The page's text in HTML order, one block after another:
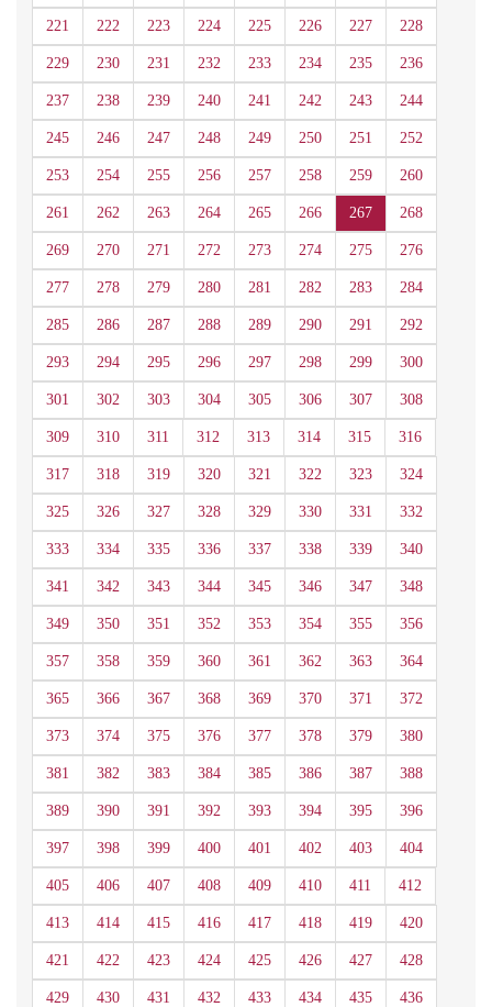
221 222 223 224 225 226 227 228
229 230 231 232 233 234 235 236
237 238 239 240 241 242 243 244
245 246 247 248 249 250 251 252
253 254 255 256 257 258 259 260
261 262 263 264 265 266 267 268
269 270 271 272 273 274 275 276
277 278 279 280 281 282 283 284
285 286 287 288 289 290 291 292
293 294 295 296 297 298 299 300
301 302 303 304 305 306 307 308
309 310 311 312 313 314 315 316
317 318 319 320 321 322 323 324
325 326 327 328 329 330 331 332
333 334 335 336 337 338 339 340
341 342 343 344 345 346 347 348
349 350 351 352 353 354 355 356
357 358 359 360 361 362 363 364
365 366 367 368 369 370 371 372
373 374 375 376 377 378 379 380
381 382 383 384 385 386 387 388
389 390 391 392 393 394 395 396
397 398 399 400 401 402 403 404
405 406 407 408 409 410 411 412
413 414 415 416 417 418 419 420
421 422 423 424 425 426 427 428
429 430 431 432 433 434 435 436